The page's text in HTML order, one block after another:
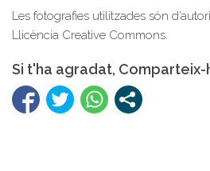
Les fotografies utilitzades són
Llicència Creative Commons.
Si t'ha agradat, Comparteix-